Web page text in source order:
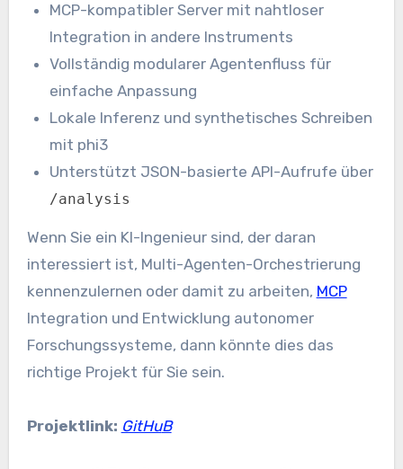
MCP-kompatibler Server mit nahtloser
Integration in andere Instruments
Vollständig modularer Agentenfluss für
einfache Anpassung
Lokale Inferenz und synthetisches Schreiben
mit phi3
Unterstützt JSON-basierte API-Aufrufe über
/analysis
Wenn Sie ein KI-Ingenieur sind, der daran
interessiert ist, Multi-Agenten-Orchestrierung
kennenzulernen oder damit zu arbeiten, MCP
Integration und Entwicklung autonomer
Forschungssysteme, dann könnte dies das
richtige Projekt für Sie sein.
Projektlink: GitHuB